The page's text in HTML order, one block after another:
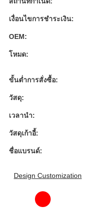
เงื่อนไขการชำระเงิน:
OEM:
โหมด:
ขั้นต่ำการสั่งซื้อ:
วัสดุ:
เวลานำ:
วัสดุเก้าอี้:
ชื่อแบรนด์:
Design Customization